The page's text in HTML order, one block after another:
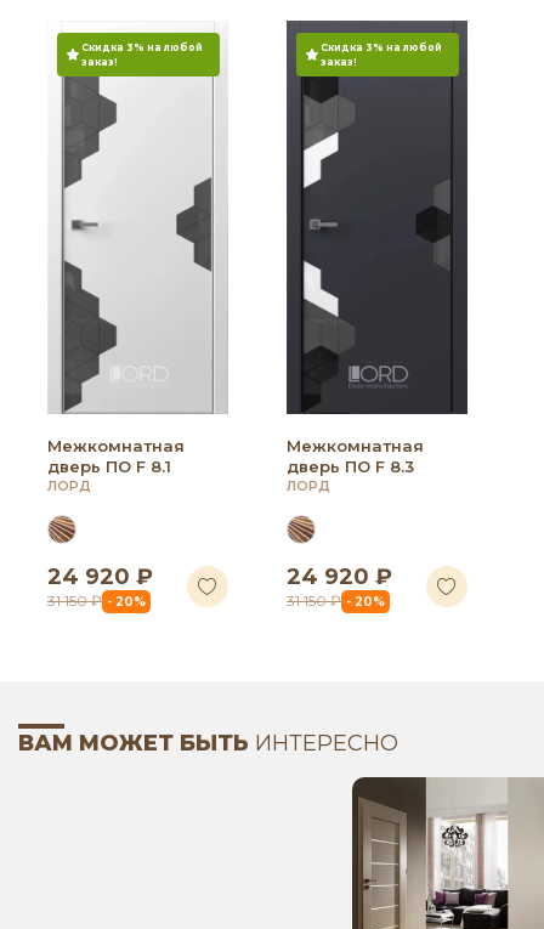
Скидка 3% на любой
заказ!
Межкомнатная
дверь ПО F 8.1
ЛОРД
24 920 ₽
31 150 ₽ - 20%
Скидка 3% на любой
заказ!
Межкомнатная
дверь ПО F 8.3
ЛОРД
24 920 ₽
31 150 ₽ - 20%
ВАМ МОЖЕТ БЫТЬ ИНТЕРЕСНО